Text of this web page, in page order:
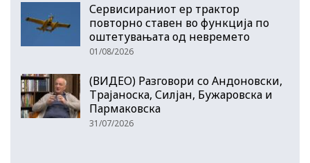
Сервисираниот ер трактор
повторно ставен во функција по
оштетувањата од невремето
01/08/2026
(ВИДЕО) Разговори со Андоновски,
Трајаноска, Силјан, Бужаровска и
Пармаковска
31/07/2026